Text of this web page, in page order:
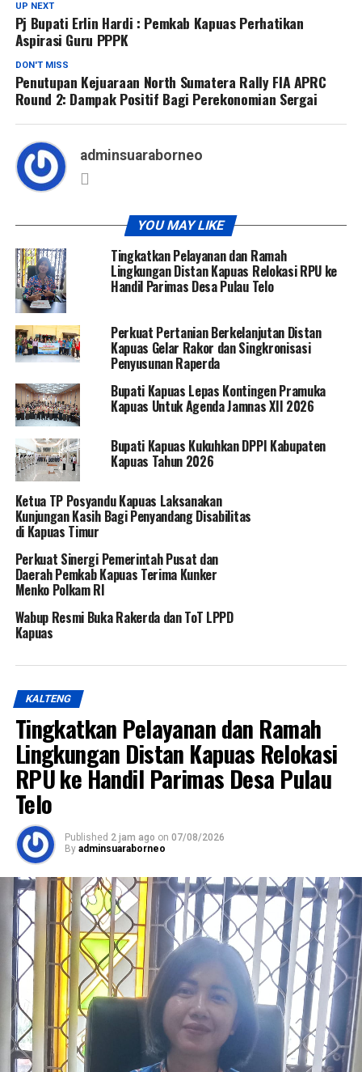
UP NEXT
Pj Bupati Erlin Hardi : Pemkab Kapuas Perhatikan
Aspirasi Guru PPPK
DON'T MISS
Penutupan Kejuaraan North Sumatera Rally FIA APRC
Round 2: Dampak Positif Bagi Perekonomian Sergai
adminsuaraborneo
YOU MAY LIKE
Tingkatkan Pelayanan dan Ramah
Lingkungan Distan Kapuas Relokasi RPU ke
Handil Parimas Desa Pulau Telo
Perkuat Pertanian Berkelanjutan Distan
Kapuas Gelar Rakor dan Singkronisasi
Penyusunan Raperda
Bupati Kapuas Lepas Kontingen Pramuka
Kapuas Untuk Agenda Jamnas XII 2026
Bupati Kapuas Kukuhkan DPPI Kabupaten
Kapuas Tahun 2026
Ketua TP Posyandu Kapuas Laksanakan
Kunjungan Kasih Bagi Penyandang Disabilitas
di Kapuas Timur
Perkuat Sinergi Pemerintah Pusat dan
Daerah Pemkab Kapuas Terima Kunker
Menko Polkam RI
Wabup Resmi Buka Rakerda dan ToT LPPD
Kapuas
KALTENG
Tingkatkan Pelayanan dan Ramah
Lingkungan Distan Kapuas Relokasi
RPU ke Handil Parimas Desa Pulau
Telo
Published 2 jam ago on 07/08/2026
By adminsuaraborneo